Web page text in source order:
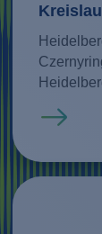
Mehr